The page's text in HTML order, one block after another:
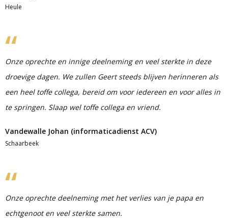
Heule
Onze oprechte en innige deelneming en veel sterkte in deze
droevige dagen. We zullen Geert steeds blijven herinneren als
een heel toffe collega, bereid om voor iedereen en voor alles in
te springen. Slaap wel toffe collega en vriend.
Vandewalle Johan (informaticadienst ACV)
Schaarbeek
Onze oprechte deelneming met het verlies van je papa en
echtgenoot en veel sterkte samen.